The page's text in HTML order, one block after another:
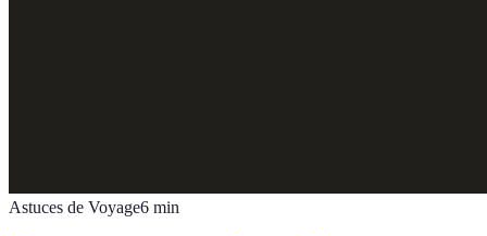
Astuces de Voyage6 min